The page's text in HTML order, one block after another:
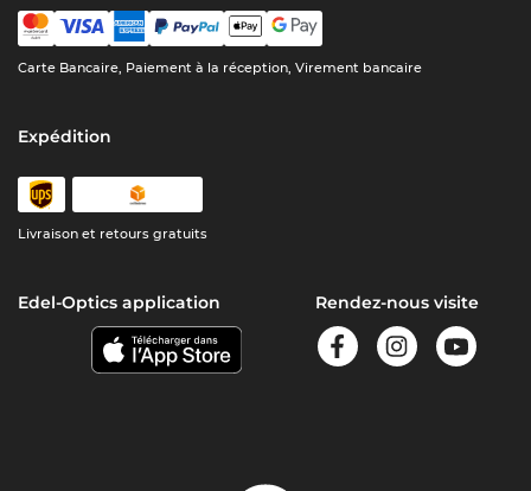
Carte Bancaire, Paiement à la réception, Virement bancaire
Expédition
Livraison et retours gratuits
Edel-Optics application Rendez-nous visite